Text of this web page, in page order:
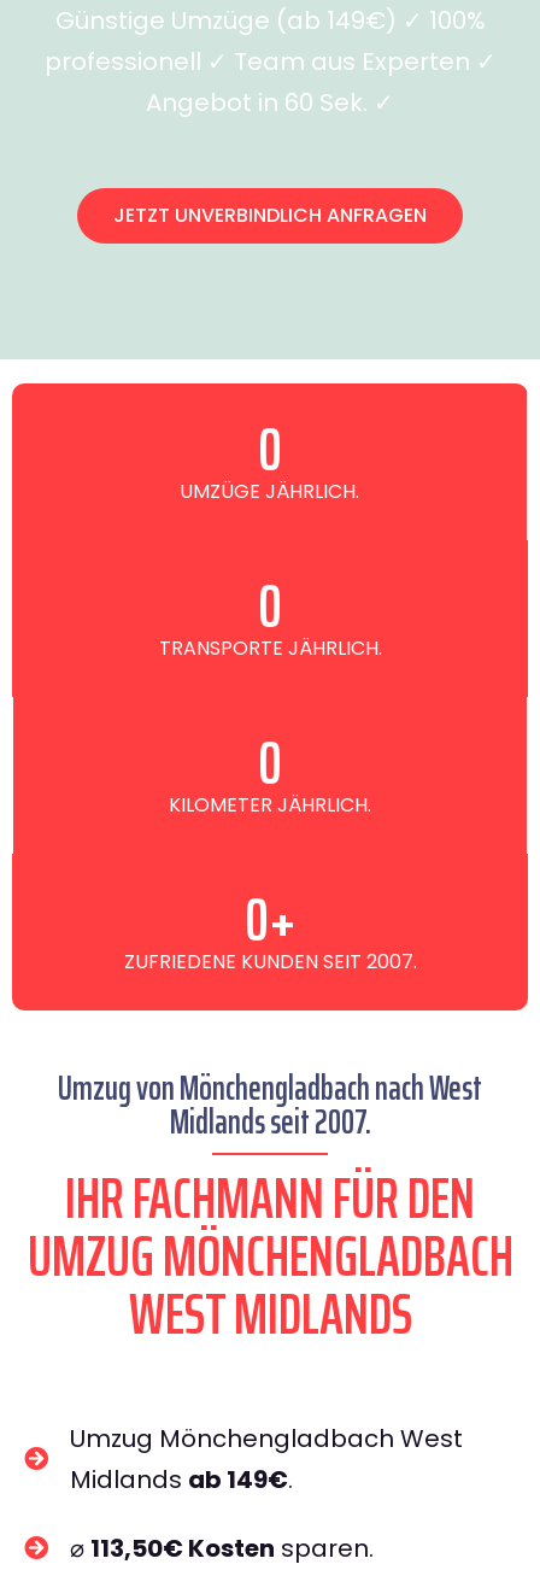
Günstige Umzüge (ab 149€) ✓ 100%
professionell ✓ Team aus Experten ✓
Angebot in 60 Sek. ✓
JETZT UNVERBINDLICH ANFRAGEN
UMZÜGE JÄHRLICH.
0
TRANSPORTE JÄHRLICH.
0
KILOMETER JÄHRLICH.
0
ZUFRIEDENE KUNDEN SEIT 2007.
0+
Umzug von Mönchengladbach nach West
Midlands seit 2007.
IHR FACHMANN FÜR DEN
UMZUG MÖNCHENGLADBACH
WEST MIDLANDS
Umzug Mönchengladbach West
Midlands ab 149€.
⌀ 113,50€ Kosten sparen.